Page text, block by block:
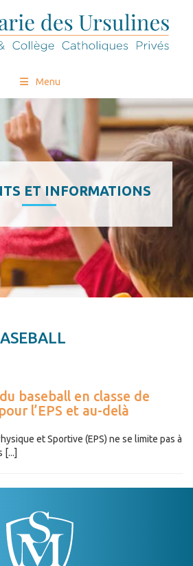
Menu
ET INFORMATIONS
baseball en classe de
l’EPS et au-delà
et Sportive (EPS) ne se limite pas à
[...]